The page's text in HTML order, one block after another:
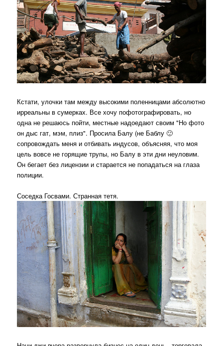
Кстати, улочки там между высокими поленницами абсолютно
ирреальны в сумерках. Все хочу пофотографировать, но
одна не решаюсь пойти, местные надоедают своим "Но фото
он дыс гат, мэм, плиз". Просила Балу (не Баблу 🙂
сопровождать меня и отбивать индусов, объясняя, что моя
цель вовсе не горящие трупы, но Балу в эти дни неуловим.
Он бегает без лицензии и старается не попадаться на глаза
полиции.
Соседка Госвами. Странная тетя.